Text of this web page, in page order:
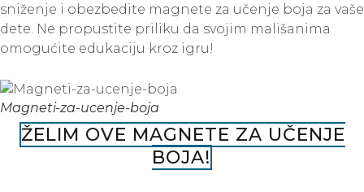
sniženje i obezbedite magnete za učenje boja za vaše
dete. Ne propustite priliku da svojim mališanima
omogućite edukaciju kroz igru!
Magneti-za-ucenje-boja
ŽELIM OVE MAGNETE ZA UČENJE
BOJA!